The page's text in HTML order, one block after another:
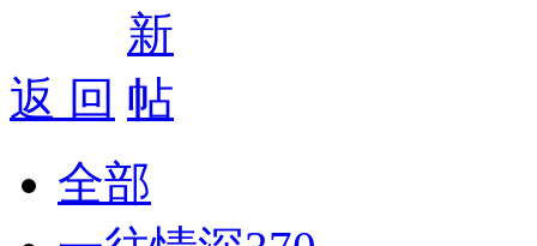
返 回
全部